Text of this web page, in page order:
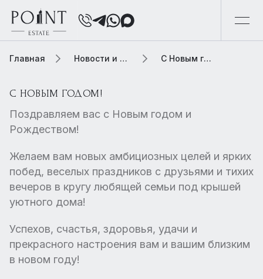
Главная Новости и обзоры С Новым годом!
С НОВЫМ ГОДОМ!
Поздравляем вас с Новым годом и
Рождеством!
Желаем вам новых амбициозных целей и ярких
побед, веселых праздников с друзьями и тихих
вечеров в кругу любящей семьи под крышей
уютного дома!
Успехов, счастья, здоровья, удачи и
прекрасного настроения вам и вашим близким
в новом году!